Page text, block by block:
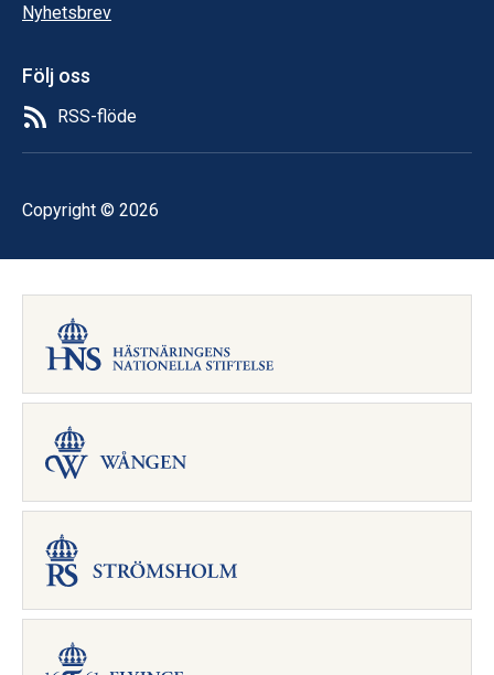
Nyhetsbrev
Följ oss
RSS-flöde
Copyright © 2026